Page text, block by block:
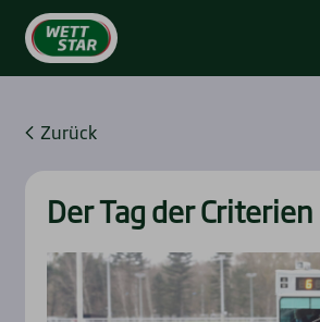
Zurück
Der Tag der